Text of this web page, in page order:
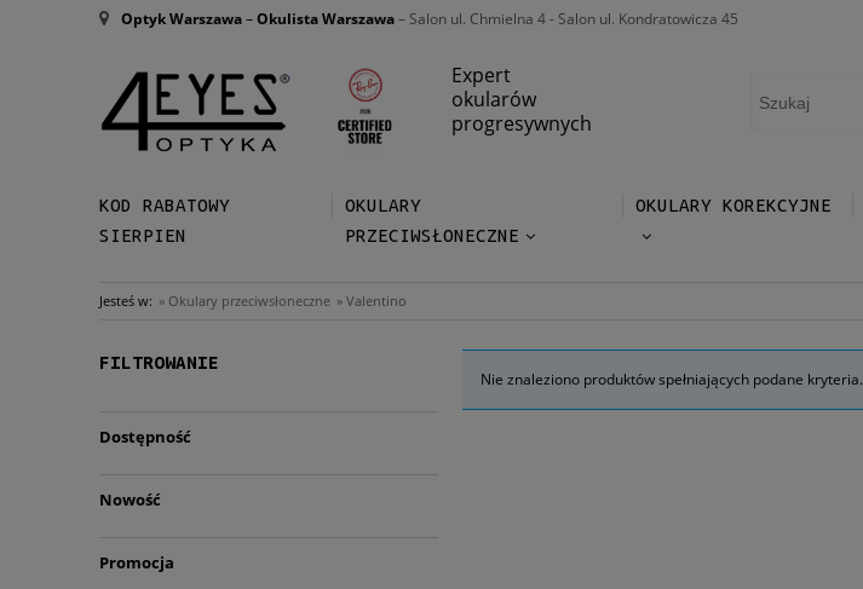
Optyk Warszawa–Okulista Warszawa– Salon ul. Chmielna 4 - Salon ul. Kondratowicza 45
Expert
okularów
progresywnych
KOD RABATOWY
SIERPIEN
OKULARY
PRZECIWSŁONECZNE
OKULARY KOREKCYJNE
Jesteś w: » Okulary przeciwsłoneczne » Valentino
FILTROWANIE
Dostępność
Nowość
Promocja
Nie znaleziono produktów spełniających podane kryteria.